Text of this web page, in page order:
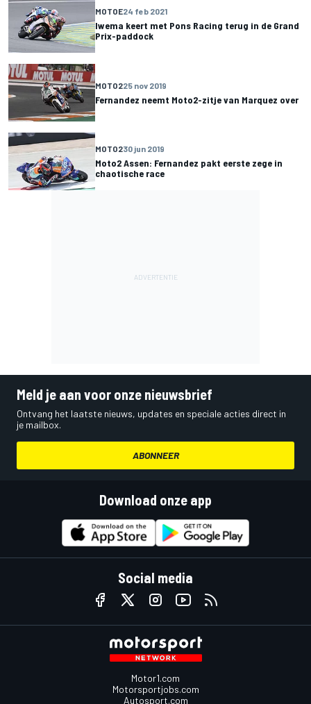
MOTOE24 feb 2021
Iwema keert met Pons Racing terug in de Grand
Prix-paddock
MOTO225 nov 2019
Fernandez neemt Moto2-zitje van Marquez over
MOTO230 jun 2019
Moto2 Assen: Fernandez pakt eerste zege in
chaotische race
Meld je aan voor onze nieuwsbrief
Ontvang het laatste nieuws, updates en speciale acties direct in
je mailbox.
ABONNEER
Download onze app
Social media
Motor1.com
Motorsportjobs.com
Autosport.com